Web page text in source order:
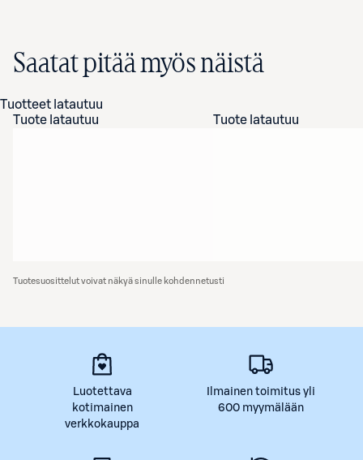
Saatat pitää myös näistä
Tuotteet latautuu
Tuote latautuu
Tuote latautuu
Tuotesuosittelut voivat näkyä sinulle kohdennetusti
Luotettava
kotimainen
verkkokauppa
Ilmainen toimitus yli
600 myymälään